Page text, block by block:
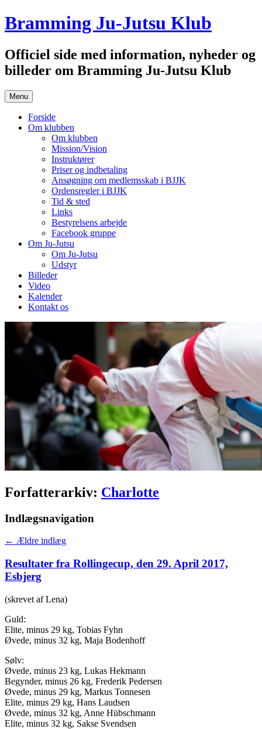
Hop
til
Bramming Ju-Jutsu Klub
Officiel side med information, nyheder og
billeder om Bramming Ju-Jutsu Klub
Menu
Forside
Om klubben
Om klubben
Mission/Vision
Instruktører
Priser og indbetaling
Ansøgning om medlemsskab i BJJK
Ordensregler i BJJK
Tid & sted
Links
Bestyrelsens arbejde
Facebook gruppe
Om Ju-Jutsu
Om Ju-Jutsu
Udstyr
Billeder
Video
Kalender
Kontakt os
Forfatterarkiv: Charlotte
Indlægsnavigation
← Ældre indlæg
Resultater fra Rollingecup, den 29. April 2017,
Esbjerg
(skrevet af Lena)
Guld:
Elite, minus 29 kg, Tobias Fyhn
Øvede, minus 32 kg, Maja Bodenhoff
Sølv:
Øvede, minus 23 kg, Lukas Hekmann
Begynder, minus 26 kg, Frederik Pedersen
Øvede, minus 29 kg, Markus Tonnesen
Elite, minus 29 kg, Hans Laudsen
Øvede, minus 32 kg, Anne Hübschmann
Elite, minus 32 kg, Sakse Svendsen